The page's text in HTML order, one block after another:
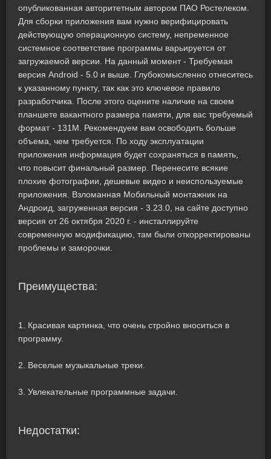
опубликованная авторитетным автором ПАО Ростелеком.
Для сборки приложения вам нужно верифицировать
действующую операционную систему, непременное
системное соответствие программы варьируется от
загружаемой версии. На данный момент - Требуемая
версия Android - 5.0 и выше. Глубокомысленно отнеситесь
к указанному пункту, так как это ключевое правило
разработчика. После этого оцените наличие на своем
планшете вакантного размера памяти, для вас требуемый
формат - 131M. Рекомендуем вам освободить больше
объема, чем требуется. По ходу эксплуатации
приложения информация будет сохраняться в память,
что повысит финальный размер. Перенесите всякие
плохие фотографии, дешевые видео и неиспользуемые
приложения. Взломанная Мобильный монтажник на
Андроид, загруженная версия - 3.23.0, на сайте доступно
версия от 26 октября 2020 г. - инсталлируйте
современную модификацию, там были откорректированы
проблемы и заморочки.
Преимущества:
1. Красивая картинка, что очень стройно вноситься в
программу.
2. Веселые музыкальные треки.
3. Увлекательные программные задачи.
Недостатки: